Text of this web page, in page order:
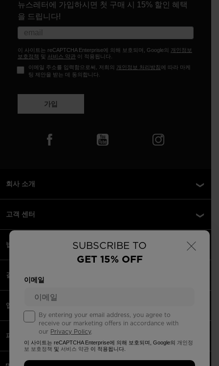
×
SUBSCRIBE TO
GET 15% OFF
이메일
By entering your email address, you agree to
receive our marketing offers in accordance with
our Privacy Policy.
이 사이트는 reCAPTCHA Enterprise에 의해 보호되며, Google의개인정
보 보호정책 및 서비스 약관 이 적용됩니다.
뉴스레터에 가입하시면 첫 구매 시 15% 할인 혜택
을 드립니다!
이 사이트는 reCAPTCHA Enterprise에 의해 보호되며, Google의 개인정보
보호정책 및 서비스 약관 이 적용됩니다.
이메일 주소를 입력함으로써, 저희의 개인정보 처리방침에 따라 마케
팅 제안을 받는 데 동의합니다.
가입
회사 소개
고객 센터
법률 정보
결제 수단 안내
앱
파트너